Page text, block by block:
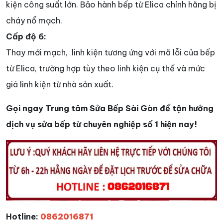
kiện công suất lớn. Bảo hành bếp từ Elica chính hãng bị
cháy nổ mạch.
Cấp độ 6:
Thay mới mạch, linh kiện tương ứng với mã lỗi của bếp
từ Elica, trường hợp tùy theo linh kiện cụ thể và mức
giá linh kiện từ nhà sản xuất.
Gọi ngay Trung tâm Sửa Bếp Sài Gòn để tận hưởng
dịch vụ sửa bếp từ chuyên nghiệp số 1 hiện nay!
Hotline: 0862016871